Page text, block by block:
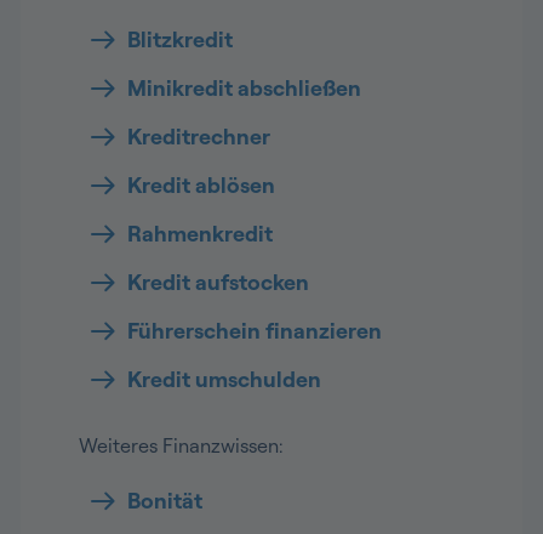
Blitzkredit
Minikredit abschließen
Kreditrechner
Kredit ablösen
Rahmenkredit
Kredit aufstocken
Führerschein finanzieren
Kredit umschulden
Weiteres Finanzwissen:
Bonität